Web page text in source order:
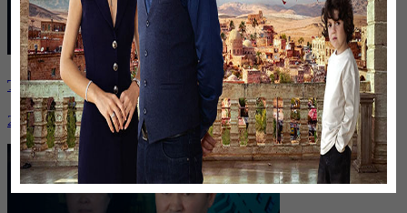
Таразда ТЭЦ қызметкерлері жалақы көтеруді талап етті
26 января, 19:36